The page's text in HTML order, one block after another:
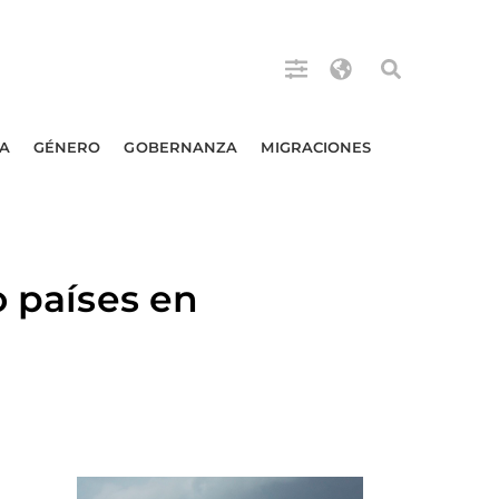
GÉNERO GOBERNANZA MIGRACIONES
países en